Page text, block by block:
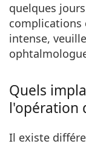
quelques
complications
intense,
Quels
l'opération
Il existe